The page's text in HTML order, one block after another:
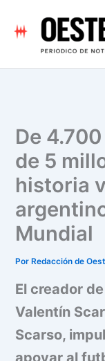
contenido
De
de 5
historia
Mundial
Por Redacción de
El creador
Valentín
Scarso,
apoyar al